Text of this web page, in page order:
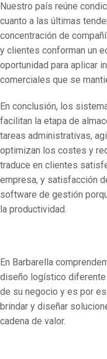
Nuestro país reúne
cuanto a las últimas
concentración de
y clientes conforman un
oportunidad para aplicar
comerciales que se
En conclusión, los
facilitan la etapa de
tareas administrativas,
optimizan los costes y
traduce en clientes
empresa, y satisfacción
software de gestión
la productividad.
En Barbarella
diseño logístico diferente
de su negocio y es por
brindar y diseñar
cadena de valor.